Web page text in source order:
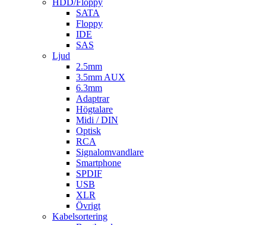
HDD/Floppy
SATA
Floppy
IDE
SAS
Ljud
2.5mm
3.5mm AUX
6.3mm
Adaptrar
Högtalare
Midi / DIN
Optisk
RCA
Signalomvandlare
Smartphone
SPDIF
USB
XLR
Övrigt
Kabelsortering